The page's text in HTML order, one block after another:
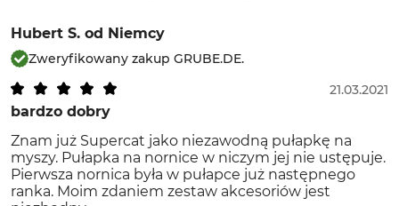
Hubert S. od Niemcy
Zweryfikowany zakup GRUBE.DE.
bardzo dobry
21.03.2021
Znam już Supercat jako niezawodną pułapkę na
myszy. Pułapka na nornice w niczym jej nie ustępuje.
Pierwsza nornica była w pułapce już następnego
ranka. Moim zdaniem zestaw akcesoriów jest